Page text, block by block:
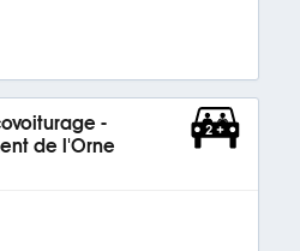
-
de l'Orne